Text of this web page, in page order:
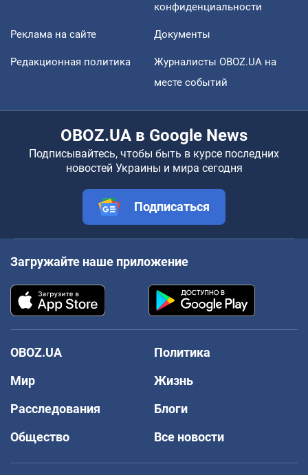
конфиденциальности
Реклама на сайте Документы
Редакционная политика
Журналисты OBOZ.UA на
месте событий
OBOZ.UA в Google News
Подписывайтесь, чтобы быть в курсе последних
новостей Украины и мира сегодня
Подписаться
Загружайте наше приложение
OBOZ.UA
Политика
Мир
Жизнь
Расследования
Блоги
Общество
Все новости